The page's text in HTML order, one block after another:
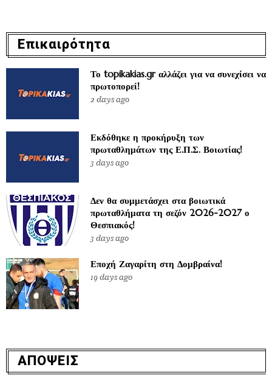
Επικαιρότητα
Το topikakias.gr αλλάζει για να συνεχίσει να
πρωτοπορεί!
2 days ago
Εκδόθηκε η προκήρυξη των
πρωταθλημάτων της Ε.Π.Σ. Βοιωτίας!
3 days ago
Δεν θα συμμετάσχει στα βοιωτικά
πρωταθλήματα τη σεζόν 2026-2027 ο
Θεσπιακός!
3 days ago
Εποχή Ζαγαρίτη στη Δομβραίνα!
19 days ago
ΑΠΟΨΕΙΣ